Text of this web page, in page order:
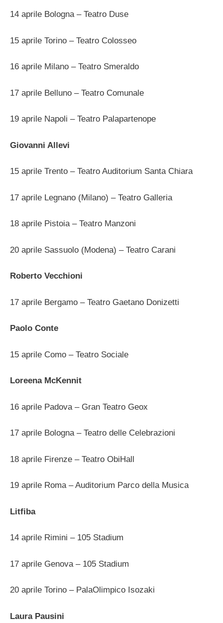
14 aprile Bologna – Teatro Duse
15 aprile Torino – Teatro Colosseo
16 aprile Milano – Teatro Smeraldo
17 aprile Belluno – Teatro Comunale
19 aprile Napoli – Teatro Palapartenope
Giovanni Allevi
15 aprile Trento – Teatro Auditorium Santa Chiara
17 aprile Legnano (Milano) – Teatro Galleria
18 aprile Pistoia – Teatro Manzoni
20 aprile Sassuolo (Modena) – Teatro Carani
Roberto Vecchioni
17 aprile Bergamo – Teatro Gaetano Donizetti
Paolo Conte
15 aprile Como – Teatro Sociale
Loreena McKennit
16 aprile Padova – Gran Teatro Geox
17 aprile Bologna – Teatro delle Celebrazioni
18 aprile Firenze – Teatro ObiHall
19 aprile Roma – Auditorium Parco della Musica
Litfiba
14 aprile Rimini – 105 Stadium
17 aprile Genova – 105 Stadium
20 aprile Torino – PalaOlimpico Isozaki
Laura Pausini